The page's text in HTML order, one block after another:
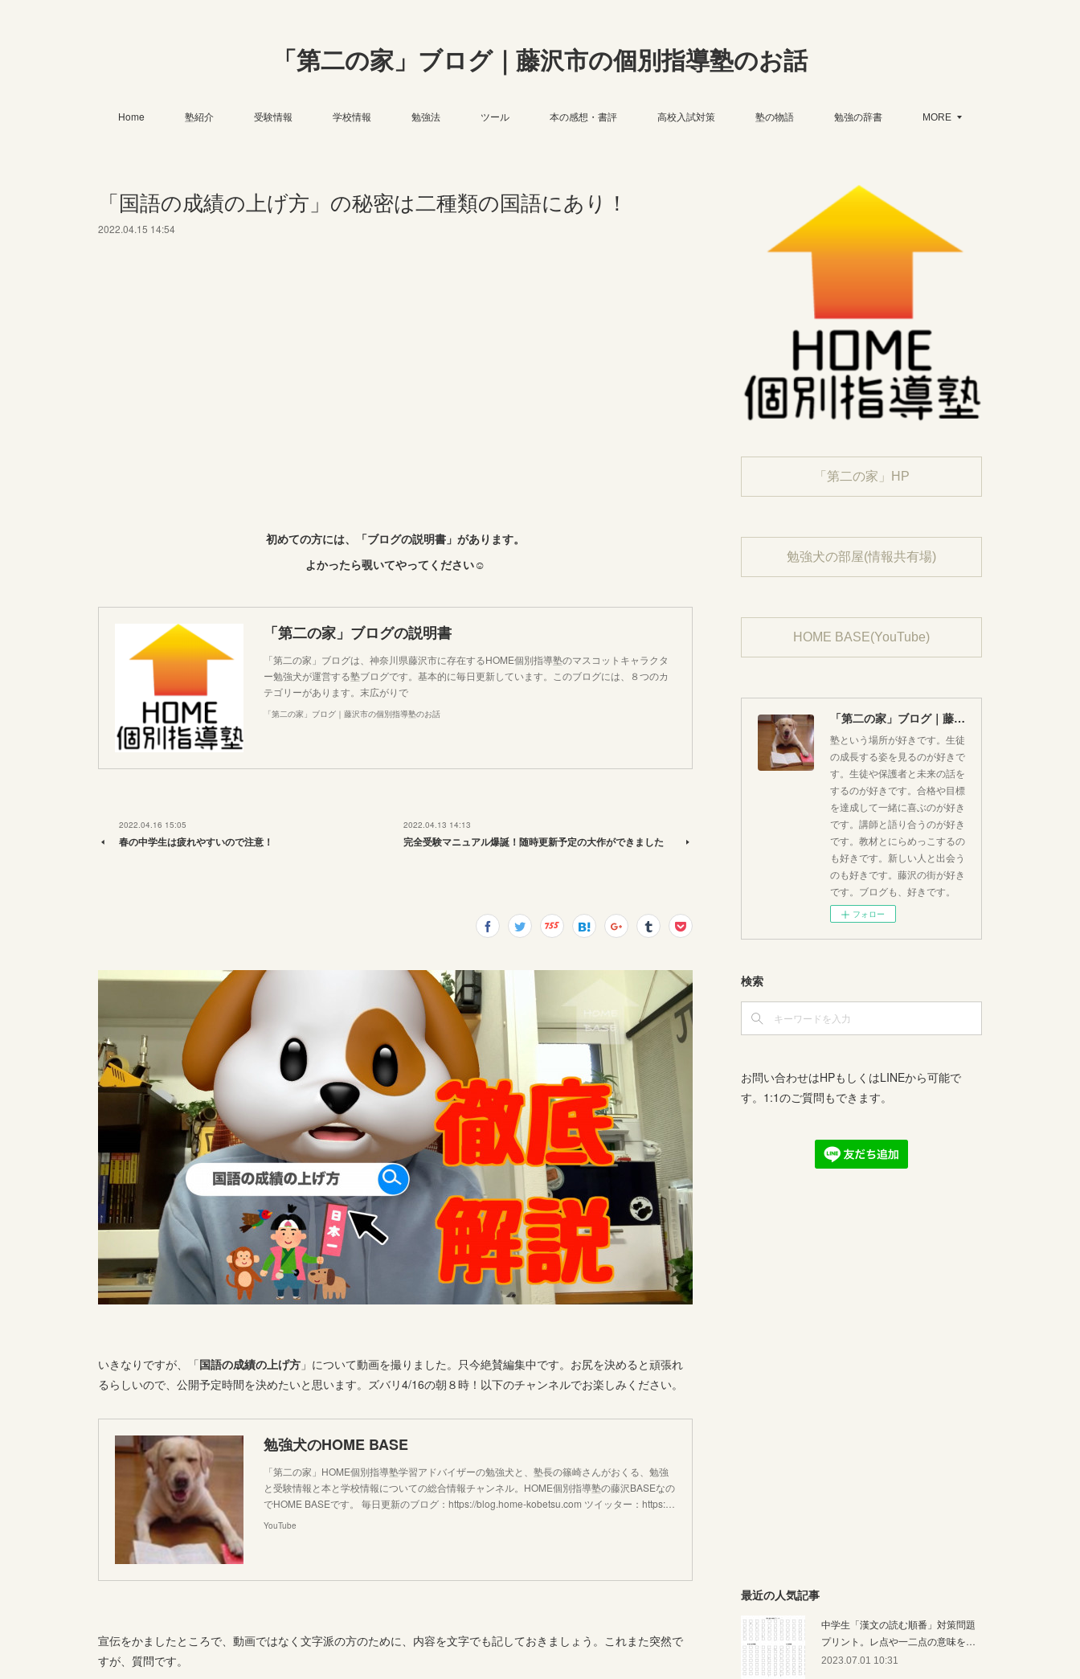
「第二の家」ブログ｜藤沢市の個別指導塾のお話
Home 塾紹介 受験情報 学校情報 勉強法 ツール 本の感想・書評 高校入試対策 塾の物語 勉強の辞書 MORE
「国語の成績の上げ方」の秘密は二種類の国語にあり！
2022.04.15 14:54
初めての方には、「ブログの説明書」があります。
よかったら覗いてやってください☺︎
「第二の家」ブログの説明書
「第二の家」ブログは、神奈川県藤沢市に存在するHOME個別指導塾のマスコットキャラクタ
ー勉強犬が運営する塾ブログです。基本的に毎日更新しています。このブログには、８つのカ
テゴリーがあります。末広がりで
「第二の家」ブログ｜藤沢市の個別指導塾のお話
2022.04.16 15:05
春の中学生は疲れやすいので注意！
2022.04.13 14:13
完全受験マニュアル爆誕！随時更新予定の大作ができました
いきなりですが、「国語の成績の上げ方 」について動画を撮りました。只今絶賛編集中です。お尻を決めると頑張れ
るらしいので、公開予定時間を決めたいと思います。ズバリ4/16の朝８時！以下のチャンネルでお楽しみください。
勉強犬のHOME BASE
「第二の家」HOME個別指導塾学習アドバイザーの勉強犬と、塾長の篠崎さんがおくる、勉強
と受験情報と本と学校情報についての総合情報チャンネル。HOME個別指導塾の藤沢BASEなの
でHOME BASEです。 毎日更新のブログ：https://blog.home-kobetsu.com ツイッター：https:…
YouTube
宣伝をかましたところで、動画ではなく文字派の方のために、内容を文字でも記しておきましょう。これまた突然で
すが、質問です。
「第二の家」HP
勉強犬の部屋(情報共有場)
HOME BASE(YouTube)
「第二の家」ブログ｜藤沢市の個別指導塾のお話
塾という場所が好きです。生徒
の成長する姿を見るのが好きで
す。生徒や保護者と未来の話を
するのが好きです。合格や目標
を達成して一緒に喜ぶのが好き
です。講師と語り合うのが好き
です。教材とにらめっこするの
も好きです。新しい人と出会う
のも好きです。藤沢の街が好き
です。ブログも、好きです。
フォロー
検索
お問い合わせはHPもしくはLINEから可能で
す。1:1のご質問もできます。
最近の人気記事
中学生「漢文の読む順番」対策問題
プリント。レ点や一二点の意味を…
2023.07.01 10:31